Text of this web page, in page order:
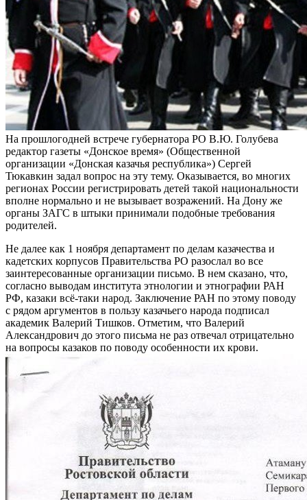
На прошлогодней встрече губернатора РО В.Ю. Голубева
редактор газеты «Донское время» (Общественной
организации «Донская казачья республика») Сергей
Тюкавкин задал вопрос на эту тему. Оказывается, во многих
регионах России регистрировать детей такой национальности
вполне нормально и не вызывает возражений. На Дону же
органы ЗАГС в штыки принимали подобные требования
родителей.
Не далее как 1 ноября департамент по делам казачества и
кадетских корпусов Правительства РО разослал во все
заинтересованные организации письмо. В нем сказано, что,
согласно выводам института этнологии и этнографии РАН
РФ, казаки всё-таки народ. Заключение РАН по этому поводу
с рядом аргументов в пользу казачьего народа подписал
академик Валерий Тишков. Отметим, что Валерий
Александрович до этого письма не раз отвечал отрицательно
на вопросы казаков по поводу особенности их крови.